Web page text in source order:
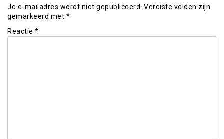
Je e-mailadres wordt niet gepubliceerd. Vereiste velden zijn
gemarkeerd met *
Reactie *